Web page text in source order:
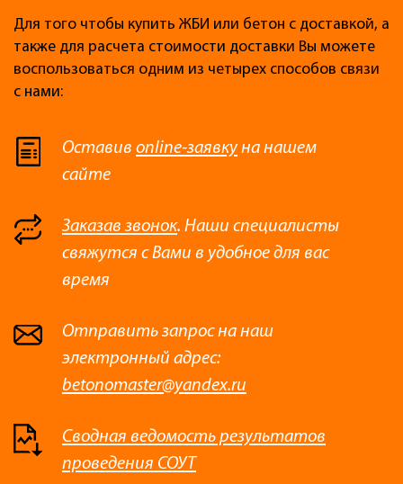
Для того чтобы купить ЖБИ или бетон с доставкой, а
также для расчета стоимости доставки Вы можете
воспользоваться одним из четырех способов связи
с нами:
Оставив online-заявкуна нашем
сайте
Заказав звонок. Наши специалисты
свяжутся с Вами в удобное для вас
время
Отправить запрос на наш
электронный адрес:
betonomaster@yandex.ru
Сводная ведомость результатов
проведения СОУТ